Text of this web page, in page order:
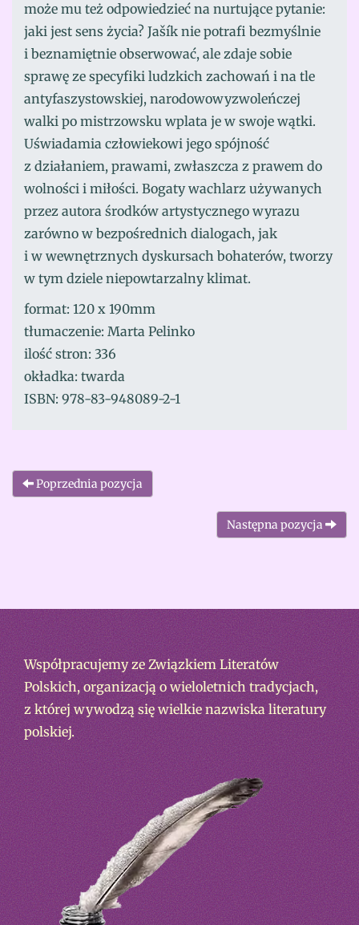
może mu też odpowiedzieć na nurtujące pytanie:
jaki jest sens życia? Jašík nie potrafi bezmyślnie
i beznamiętnie obserwować, ale zdaje sobie
sprawę ze specyfiki ludzkich zachowań i na tle
antyfaszystowskiej, narodowowyzwoleńczej
walki po mistrzowsku wplata je w swoje wątki.
Uświadamia człowiekowi jego spójność
z działaniem, prawami, zwłaszcza z prawem do
wolności i miłości. Bogaty wachlarz używanych
przez autora środków artystycznego wyrazu
zarówno w bezpośrednich dialogach, jak
i w wewnętrznych dyskursach bohaterów, tworzy
w tym dziele niepowtarzalny klimat.
format: 120 x 190mm
tłumaczenie: Marta Pelinko
ilość stron: 336
okładka: twarda
ISBN: 978-83-948089-2-1
Poprzednia pozycja
Następna pozycja
Współpracujemy ze Związkiem Literatów
Polskich, organizacją o wieloletnich tradycjach,
z której wywodzą się wielkie nazwiska literatury
polskiej.